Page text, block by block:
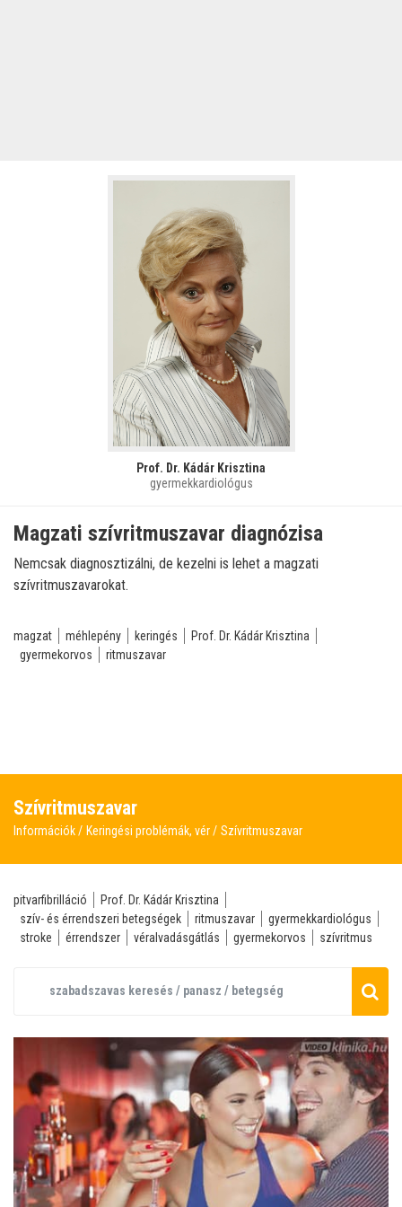
Prof. Dr. Kádár Krisztina
gyermekkardiológus
Magzati szívritmuszavar diagnózisa
Nemcsak diagnosztizálni, de kezelni is lehet a magzati
szívritmuszavarokat.
magzat méhlepény keringés
Prof. Dr. Kádár Krisztina
gyermekorvos
ritmuszavar
Szívritmuszavar
Információk Keringési problémák, vér Szívritmuszavar
pitvarfibrilláció
Prof. Dr. Kádár Krisztina
szív- és érrendszeri betegségek
ritmuszavar
gyermekkardiológus
stroke
érrendszer véralvadásgátlás gyermekorvos szívritmus